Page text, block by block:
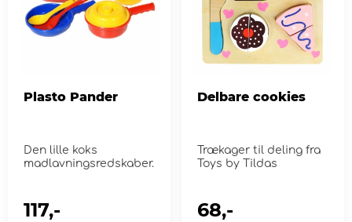
Plasto Pander
Den lille koks
madlavningsredskaber.
117,-
Delbare cookies
Trækager til deling fra
Toys by Tildas
68,-